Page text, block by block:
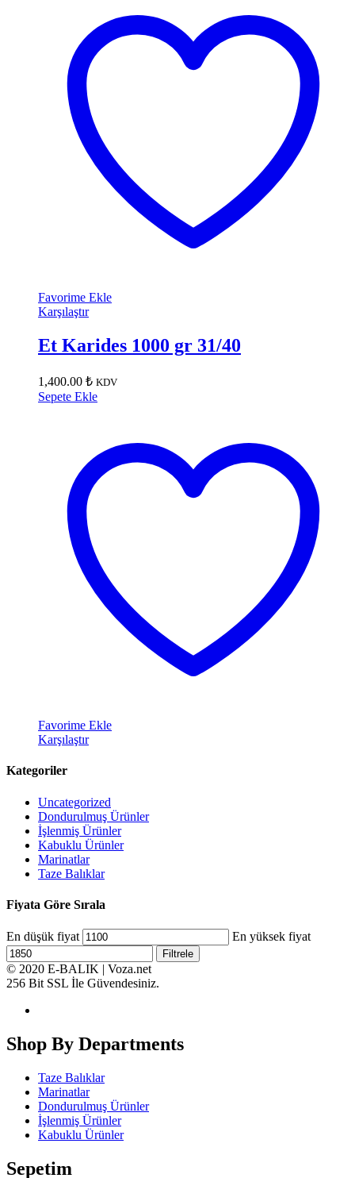
Favorime Ekle
Karşılaştır
Et Karides 1000 gr 31/40
1,400.00 ₺ KDV
Sepete Ekle
Favorime Ekle
Karşılaştır
Kategoriler
Uncategorized
Dondurulmuş Ürünler
İşlenmiş Ürünler
Kabuklu Ürünler
Marinatlar
Taze Balıklar
Fiyata Göre Sırala
En düşük fiyat En yüksek fiyat
Filtrele
© 2020 E-BALIK | Voza.net
256 Bit SSL İle Güvendesiniz.
Shop By Departments
Taze Balıklar
Marinatlar
Dondurulmuş Ürünler
İşlenmiş Ürünler
Kabuklu Ürünler
Sepetim